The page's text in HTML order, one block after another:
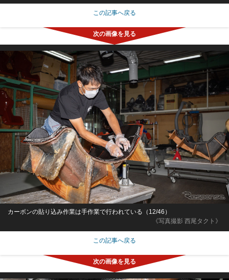
この記事へ戻る
《写真撮影 西尾タクト》
カーボンの貼り込み作業は手作業で行われている（12/46）
この記事へ戻る